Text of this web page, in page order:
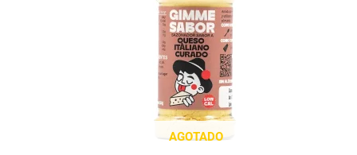
AGOTADO